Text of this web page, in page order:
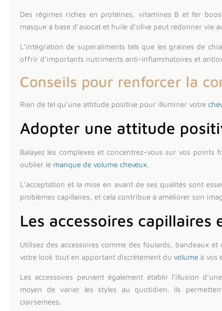
Des régimes riches en protéines, vitamines B et fer
masque à base d’avocat et huile d’olive peut redonner vie
L’intégration de superaliments tels que les graines de
offrir d’importants nutriments anti-inflammatoires et
Conseils pour renforcer la
Rien de tel qu’une attitude positive pour illuminer votre
Adopter une attitude
Balayez les complexes et concentrez-vous sur vos
oublier le manque de volume cheveux.
L’acceptation et la mise en avant de ses qualités sont
problèmes capillaires, et cela contribue à améliorer son
Les accessoires capillaires
Utilisez des accessoires comme des foulards, bandeaux
votre look tout en apportant discrètement du volume à vos
Les accessoires peuvent également établir l’illusion
moyen de varier les styles au quotidien. Ils
clairsemées.